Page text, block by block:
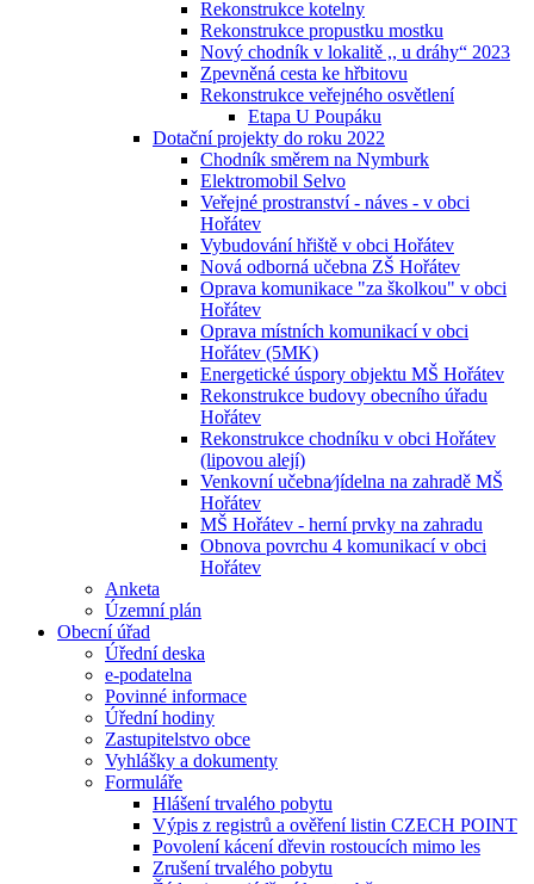
Rekonstrukce kotelny
Rekonstrukce propustku mostku
Nový chodník v lokalitě ,, u dráhy“ 2023
Zpevněná cesta ke hřbitovu
Rekonstrukce veřejného osvětlení
Etapa U Poupáku
Dotační projekty do roku 2022
Chodník směrem na Nymburk
Elektromobil Selvo
Veřejné prostranství - náves - v obci
Hořátev
Vybudování hřiště v obci Hořátev
Nová odborná učebna ZŠ Hořátev
Oprava komunikace "za školkou" v obci
Hořátev
Oprava místních komunikací v obci
Hořátev (5MK)
Energetické úspory objektu MŠ Hořátev
Rekonstrukce budovy obecního úřadu
Hořátev
Rekonstrukce chodníku v obci Hořátev
(lipovou alejí)
Venkovní učebna⁄jídelna na zahradě MŠ
Hořátev
MŠ Hořátev - herní prvky na zahradu
Obnova povrchu 4 komunikací v obci
Hořátev
Anketa
Územní plán
Obecní úřad
Úřední deska
e-podatelna
Povinné informace
Úřední hodiny
Zastupitelstvo obce
Vyhlášky a dokumenty
Formuláře
Hlášení trvalého pobytu
Výpis z registrů a ověření listin CZECH POINT
Povolení kácení dřevin rostoucích mimo les
Zrušení trvalého pobytu